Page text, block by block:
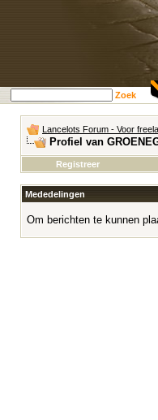
Zoek
Lancelots Forum - Voor
Profiel van
Registreer
Mededelingen
Om berichten te kunnen